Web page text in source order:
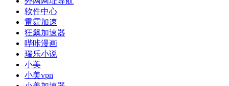
软件中心
雷霆加速
狂飙加速器
哔咔漫画
瑞乐小说
小美
小美vpn